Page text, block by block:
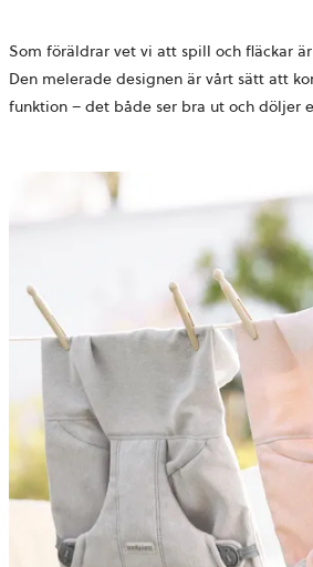
Som föräldrar vet vi att spill och fläckar
Den melerade designen är vårt sätt att
funktion – det både ser bra ut och döljer